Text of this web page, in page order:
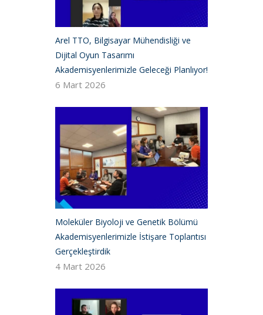
Arel TTO, Bilgisayar Mühendisliği ve
Dijital Oyun Tasarımı
Akademisyenlerimizle Geleceği Planlıyor!
6 Mart 2026
Moleküler Biyoloji ve Genetik Bölümü
Akademisyenlerimizle İstişare Toplantısı
Gerçekleştirdik
4 Mart 2026